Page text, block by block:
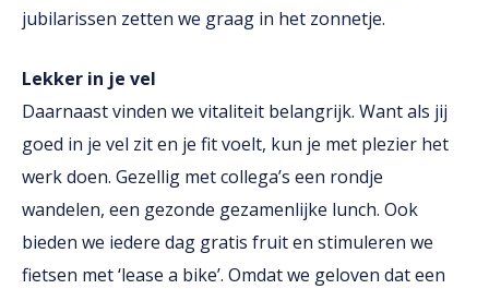
jubilarissen zetten we graag in het zonnetje.
Lekker in je vel
Daarnaast vinden we vitaliteit belangrijk. Want als jij
goed in je vel zit en je fit voelt, kun je met plezier het
werk doen. Gezellig met collega’s een rondje
wandelen, een gezonde gezamenlijke lunch. Ook
bieden we iedere dag gratis fruit en stimuleren we
fietsen met ‘lease a bike’. Omdat we geloven dat een